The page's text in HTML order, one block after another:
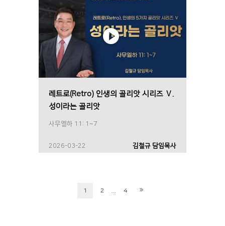
레트로(Retro) 인생의 골리앗 시리즈 Ⅴ.
성이라는 골리앗
사무엘하 11: 1~7
2026-03-22 김철규 담임목사
1 2 4